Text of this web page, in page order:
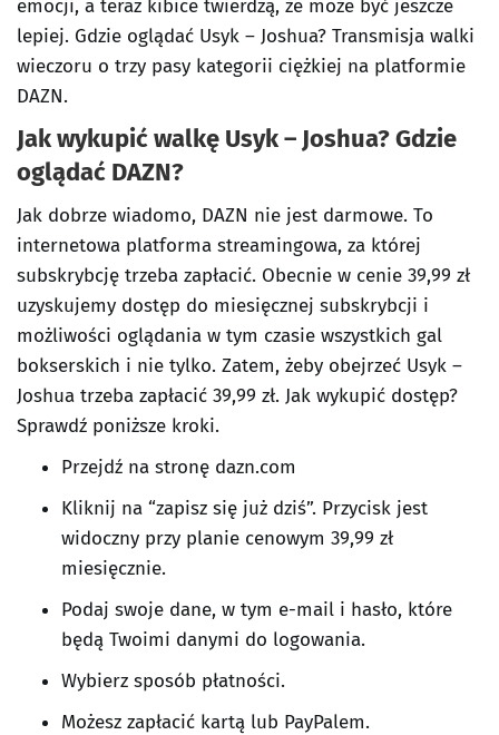
emocji, a teraz kibice twierdzą, że może być jeszcze
lepiej. Gdzie oglądać Usyk – Joshua? Transmisja walki
wieczoru o trzy pasy kategorii ciężkiej na platformie
DAZN.
Jak wykupić walkę Usyk – Joshua? Gdzie
oglądać DAZN?
Jak dobrze wiadomo, DAZN nie jest darmowe. To
internetowa platforma streamingowa, za której
subskrybcję trzeba zapłacić. Obecnie w cenie 39,99 zł
uzyskujemy dostęp do miesięcznej subskrybcji i
możliwości oglądania w tym czasie wszystkich gal
bokserskich i nie tylko. Zatem, żeby obejrzeć Usyk –
Joshua trzeba zapłacić 39,99 zł. Jak wykupić dostęp?
Sprawdź poniższe kroki.
Przejdź na stronę dazn.com
Kliknij na “zapisz się już dziś”. Przycisk jest
widoczny przy planie cenowym 39,99 zł
miesięcznie.
Podaj swoje dane, w tym e-mail i hasło, które
będą Twoimi danymi do logowania.
Wybierz sposób płatności.
Możesz zapłacić kartą lub PayPalem.